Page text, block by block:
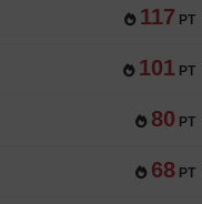
117 PT
101 PT
80 PT
68 PT